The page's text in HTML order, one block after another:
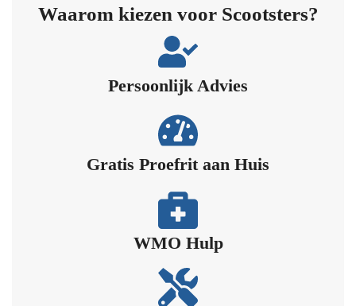
Waarom kiezen voor Scootsters?
Persoonlijk Advies​
Gratis Proefrit aan Huis​
WMO Hulp​